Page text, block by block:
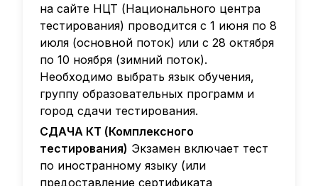
на сайте НЦТ (Национального центра
тестирования) проводится с 1 июня по 8
июля (основной поток) или с 28 октября
по 10 ноября (зимний поток).
Необходимо выбрать язык обучения,
группу образовательных программ и
город сдачи тестирования.
СДАЧА КТ (Комплексного
тестирования) Экзамен включает тест
по иностранному языку (или
предоставление сертификата